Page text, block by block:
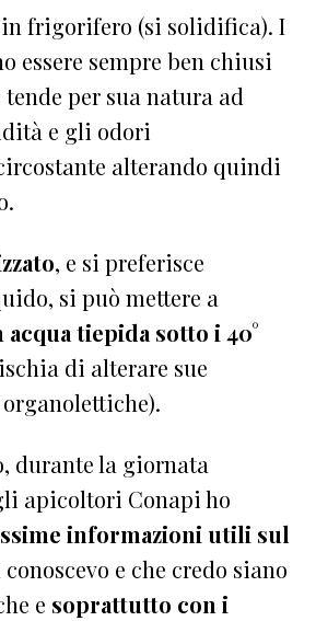
frigorifero (si solidifica). I
essere sempre ben chiusi
per sua natura ad
e gli odori
alterando quindi
, e si preferisce
si può mettere a
acqua tiepida sotto i 40°
di alterare sue
durante la giornata
apicoltori Conapi ho
informazioni utili sul
conoscevo e che credo siano
e soprattutto con i